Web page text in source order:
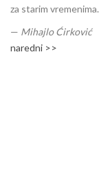
za starim vremenima.
— Mihajlo Ćirković
naredni >>